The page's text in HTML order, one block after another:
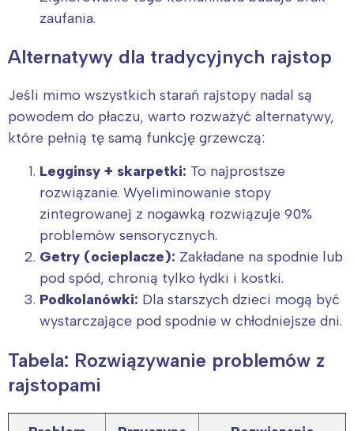
zaufania.
Alternatywy dla tradycyjnych rajstop
Jeśli mimo wszystkich starań rajstopy nadal są
powodem do płaczu, warto rozważyć alternatywy,
które pełnią tę samą funkcję grzewczą:
Legginsy + skarpetki: To najprostsze
rozwiązanie. Wyeliminowanie stopy
zintegrowanej z nogawką rozwiązuje 90%
problemów sensorycznych.
Getry (ocieplacze): Zakładane na spodnie lub
pod spód, chronią tylko łydki i kostki.
Podkolanówki: Dla starszych dzieci mogą być
wystarczające pod spodnie w chłodniejsze dni.
Tabela: Rozwiązywanie problemów z
rajstopami